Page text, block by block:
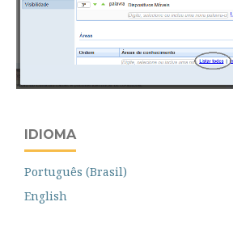
IDIOMA
Português (Brasil)
English